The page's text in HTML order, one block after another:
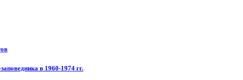
в 1960-1974 гг.